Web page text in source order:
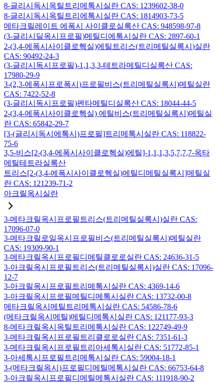
8-글리시독시옥틸트리메톡시실란 CAS: 1239602-38-0
8-글리시독시옥틸트리에톡시실란 CAS: 1814903-73-5
메타크릴레이트 에폭시 사이클로실록산 CAS: 948598-97-8
(3-글리시딜옥시프로필)메틸디에톡시실란 CAS: 2897-60-1
2-(3,4-에폭시사이클로헥실)에틸트리스(트리메틸실록시)실란
CAS: 90492-24-3
(3-글리시독시프로필)-1,1,3,3-테트라메틸디실록산 CAS:
17980-29-9
3-(2,3-에폭시프로폭시)프로필비스(트리메틸실록시)메틸실란
CAS: 7422-52-8
(3-글리시독시프로필)펜타메틸디실록산 CAS: 18044-44-5
2-(3,4-에폭시사이클로헥실) 에틸비스(트리메틸실록시)메틸실
란 CAS: 65842-29-7
[3-(글리시독시에톡시)프로필]트리메톡시실란 CAS: 118822-
75-6
3,5-비스[2-(3,4-에폭시사이클로헥실)에틸]-1,1,1,3,5,7,7,7-옥타
메틸테트라실록산
트리스[2-(3,4-에폭시사이클로헥실)에틸디메틸실록시]메틸실
란 CAS: 121239-71-2
아크릴옥시실란
3-메타크릴옥시프로필트리스(트리메틸실록시)실란 CAS:
17096-07-0
3-메타크릴로일옥시프로필비스(트리메틸실록시)메틸실란
CAS: 19309-90-1
3-메타크릴옥시프로필디메틸클로로실란 CAS: 24636-31-5
3-아크릴옥시프로필트리스(트리메틸실록시)실란 CAS: 17096-
12-7
3-아크릴옥시프로필트리메톡시실란 CAS: 4369-14-6
3-아크릴옥시프로필메틸디메톡시실란 CAS: 13732-00-8
메타크릴옥시메틸트리메톡시실란 CAS: 54586-78-6
(메타크릴옥시메틸)메틸디메톡시실란 CAS: 121177-93-3
8-메타크릴옥시옥틸트리메톡시실란 CAS: 122749-49-9
3-메타크릴옥시프로필트리클로로실란 CAS: 7351-61-3
3-메타크릴옥시프로필트리아세톡시실란 CAS: 51772-85-1
3-아세톡시프로필트리메톡시실란 CAS: 59004-18-1
3-(메타크릴옥시)프로필디메틸메톡시실란 CAS: 66753-64-8
3-아크릴옥시프로필디메틸메톡시실란 CAS: 111918-90-2